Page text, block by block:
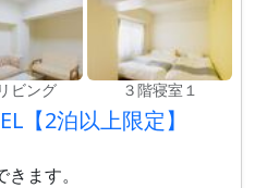
ビング ３階寝室１
【2泊以上限定】
ます。